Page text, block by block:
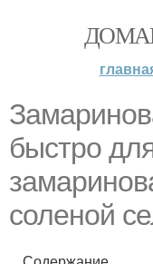
быстро
соленой